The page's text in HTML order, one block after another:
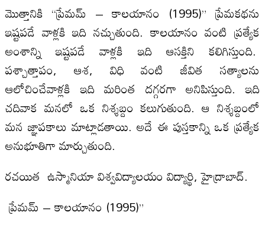
మొత్తానికి “ప్రేమమ్ – కాలయానం (1995)” ప్రేమకథను
ఇష్టపడే వాళ్లకి ఇది నచ్చుతుంది. కాలయానం వంటి ప్రత్యేక
అంశాన్ని ఇష్టపడే వాళ్లకి ఇది ఆసక్తిని కలిగిస్తుంది.
పశ్చాత్తాపం, ఆశ, విధి వంటి జీవిత సత్యాలను
ఆలోచించేవాళ్లకి ఇది మరింత దగ్గరగా అనిపిస్తుంది. ఇది
చదివాక మనలో ఒక నిశ్శబ్దం కలుగుతుంది. ఆ నిశ్శబ్దంలో
మన జ్ఞాపకాలు మాట్లాడతాయి. అదే ఈ పుస్తకాన్ని ఒక ప్రత్యేక
అనుభూతిగా మార్చుతుంది.
ర‌చ‌యిత ఉస్మానియా విశ్వవిద్యాలయం విద్యార్థి, హైద్రాబాద్.
ప్రేమమ్ – కాలయానం (1995)”